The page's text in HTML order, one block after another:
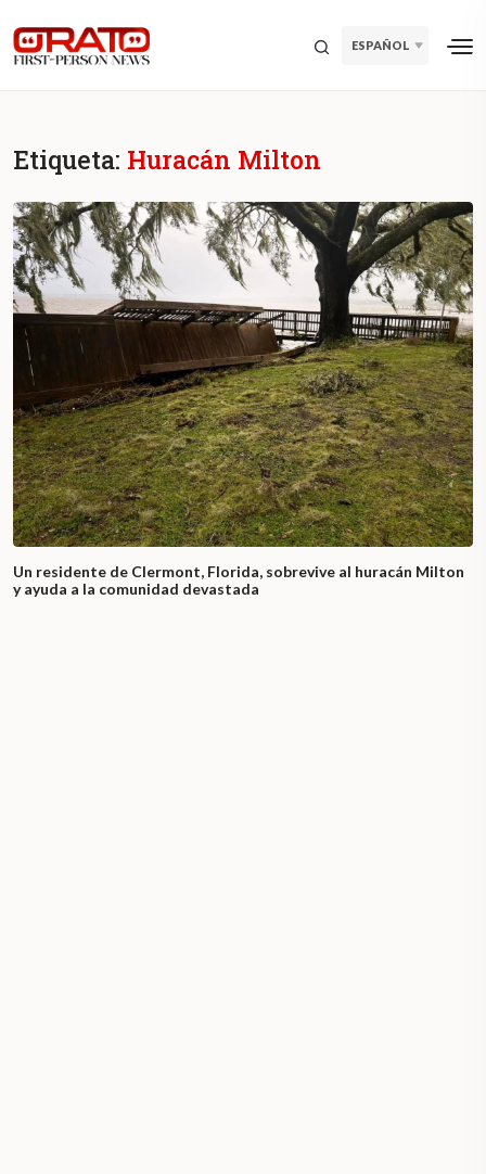
ESPAÑOL
Etiqueta: Huracán Milton
Un residente de Clermont, Florida, sobrevive al huracán Milton
y ayuda a la comunidad devastada